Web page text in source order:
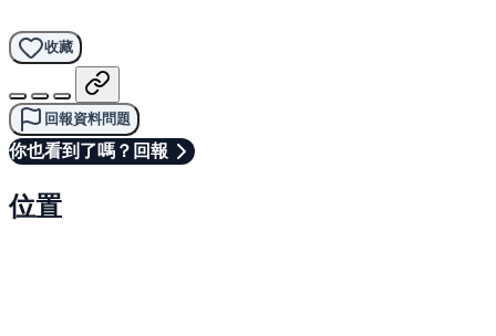
收藏
回報資料問題
你也看到了嗎？回報
位置